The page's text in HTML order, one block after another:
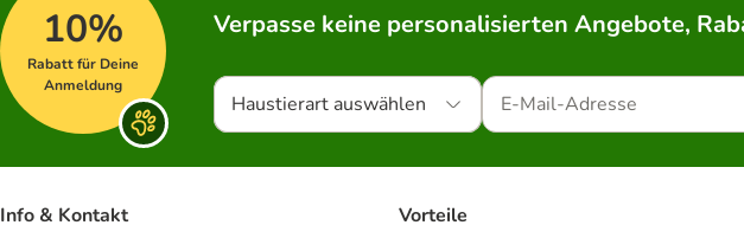
10%
Rabatt für Deine
Anmeldung
Verpasse keine personalisierten Angebote,
Haustierart auswählen
Info & Kontakt Vorteile